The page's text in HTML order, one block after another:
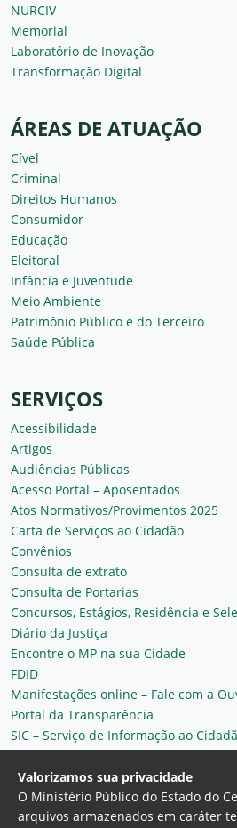
NURCIV
Memorial
Laboratório de Inovação
Transformação Digital
ÁREAS DE ATUAÇÃO
Cível
Criminal
Direitos Humanos
Consumidor
Educação
Eleitoral
Infância e Juventude
Meio Ambiente
Patrimônio Público e do Terceiro
Saúde Pública
SERVIÇOS
Acessibilidade
Artigos
Audiências Públicas
Acesso Portal – Aposentados
Atos Normativos/Provimentos 2025
Carta de Serviços ao Cidadão
Convênios
Consulta de extrato
Consulta de Portarias
Concursos, Estágios, Residência e
Diário da Justiça
Encontre o MP na sua Cidade
FDID
Manifestações online – Fale com a
Portal da Transparência
SIC – Serviço de Informação ao
Plantão MP do Ceará
Secretaria Geral
Valorizamos sua privacidade
O Ministério Público do Estado do
arquivos armazenados em caráter